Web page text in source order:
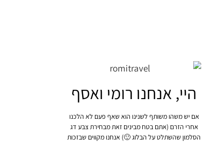
היי, אנחנו רומי ואסף
אם יש משהו משותף לשנינו הוא שאף פעם לא הלכנו
אחרי הזרם (אתם בטח מבינים זאת מבחירת צבע דג
הסלמון שהשתלט על הבלוג 🙂) אנחנו מקווים שבזכות